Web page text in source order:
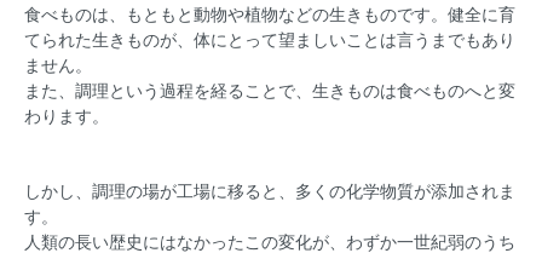
食べものは、もともと動物や植物などの生きものです。健全に育
てられた生きものが、体にとって望ましいことは言うまでもあり
ません。
また、調理という過程を経ることで、生きものは食べものへと変
わります。
しかし、調理の場が工場に移ると、多くの化学物質が添加されま
す。
人類の長い歴史にはなかったこの変化が、わずか一世紀弱のうち